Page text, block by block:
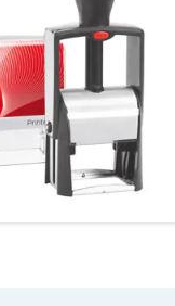
firma rekvisiitidega.
tooteid